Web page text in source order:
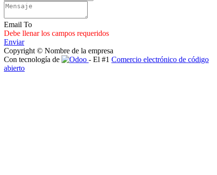
Email To
Debe llenar los campos requeridos
Enviar
Copyright © Nombre de la empresa
Con tecnología de
- El #1 Comercio electrónico de código
abierto